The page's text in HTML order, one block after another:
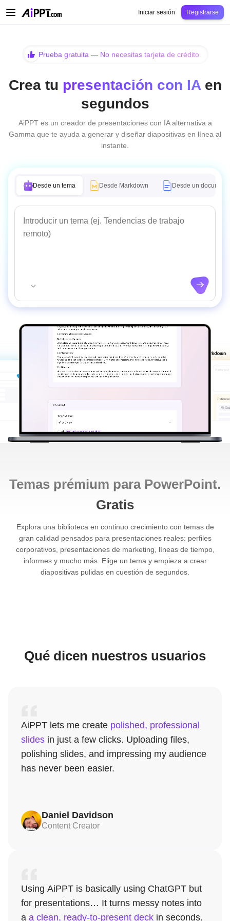
EducaciónDocente
Iniciar sesión Registrarse
Prueba gratuita — No necesitas tarjeta de crédito
Crea tu presentación con IAen
segundos
AiPPT es un creador de presentaciones con IA alternativa a
Gamma que te ayuda a generar y diseñar diapositivas en línea al
instante.
Desde un tema Desde Markdown Desde un
Temas prémium para PowerPoint.
Gratis
Explora una biblioteca en continuo crecimiento con temas de
gran calidad pensados para presentaciones reales: perfiles
corporativos, presentaciones de marketing, líneas de tiempo,
informes y mucho más. Elige un tema y empieza a crear
diapositivas pulidas en cuestión de segundos.
Qué dicen nuestros usuarios
AiPPT lets me create polished, professional
slides in just a few clicks. Uploading files,
polishing slides, and impressing my audience
has never been easier.
Daniel Davidson
Content Creator
Using AiPPT is basically using ChatGPT but
for presentations… It turns messy notes into
a a clean, ready-to-present deck in seconds.